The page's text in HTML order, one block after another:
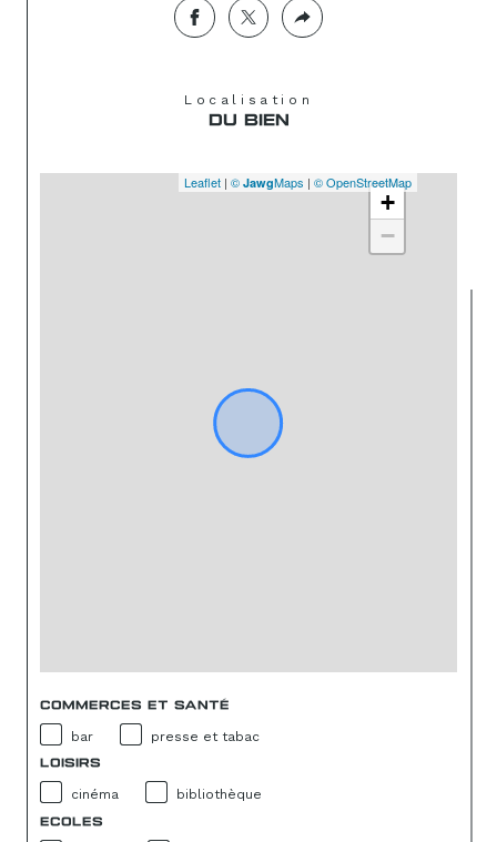
Localisation
DU BIEN
+
−
Leaflet | © JawgMaps | © OpenStreetMap
COMMERCES ET SANTÉ
bar presse et tabac
LOISIRS
cinéma bibliothèque
ECOLES